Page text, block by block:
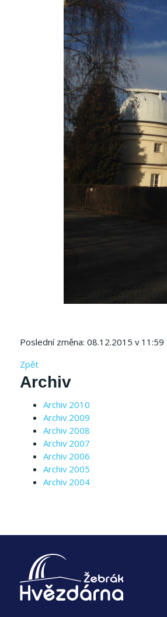
Poslední změna: 08.12.2015 v 11:59
Zpět
Archiv
Archiv 2010
Archiv 2009
Archiv 2008
Archiv 2007
Archiv 2006
Archiv 2005
Archiv 2004